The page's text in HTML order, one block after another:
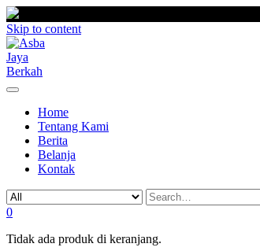
Skip to content
Home
Tentang Kami
Berita
Belanja
Kontak
0
Tidak ada produk di keranjang.